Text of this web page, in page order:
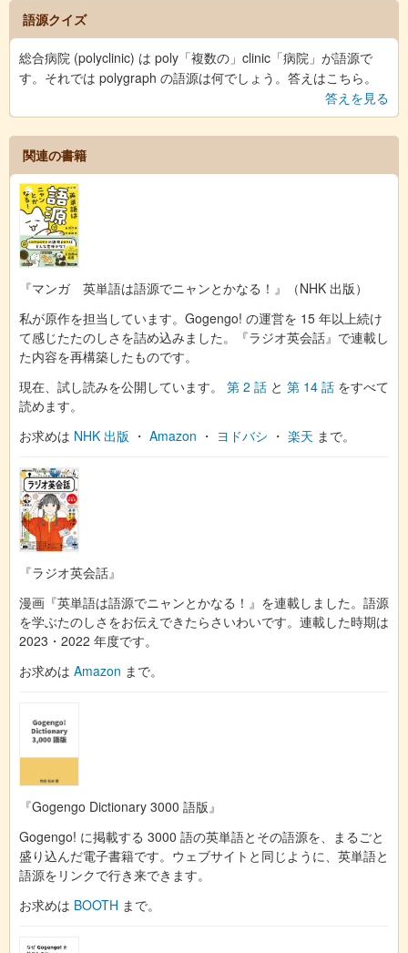
語源クイズ
総合病院 (polyclinic) は poly「複数の」clinic「病院」が語源で
す。それでは polygraph の語源は何でしょう。答えはこちら。
答えを見る
関連の書籍
『マンガ 英単語は語源でニャンとかなる！』（NHK 出版）
私が原作を担当しています。Gogengo! の運営を 15 年以上続け
て感じたたのしさを詰め込みました。『ラジオ英会話』で連載し
た内容を再構築したものです。
現在、試し読みを公開しています。 第 2 話 と 第 14 話 をすべて
読めます。
お求めは NHK 出版 ・ Amazon ・ ヨドバシ ・ 楽天 まで。
『ラジオ英会話』
漫画『英単語は語源でニャンとかなる！』を連載しました。語源
を学ぶたのしさをお伝えできたらさいわいです。連載した時期は
2023・2022 年度です。
お求めは Amazon まで。
『Gogengo Dictionary 3000 語版』
Gogengo! に掲載する 3000 語の英単語とその語源を、まるごと
盛り込んだ電子書籍です。ウェブサイトと同じように、英単語と
語源をリンクで行き来できます。
お求めは BOOTH まで。